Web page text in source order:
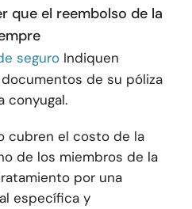
que el reembolso de la
seguro Indiquen
de su póliza
conyugal.
cubren el costo de la
de los miembros de la
por una
específica y